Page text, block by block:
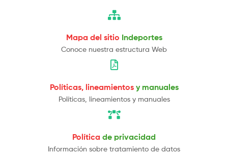
Mapa del sitio Indeportes
Conoce nuestra estructura Web
Políticas, lineamientos y manuales
Políticas, lineamientos y manuales
Política de privacidad
Información sobre tratamiento de datos